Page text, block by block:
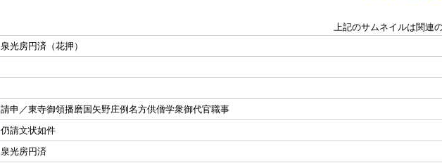
上記のサムネイルは関連
泉光房円済（花押）
請申／東寺御領播磨国矢野庄例名方供僧学衆御代官職事
仍請文状如件
泉光房円済